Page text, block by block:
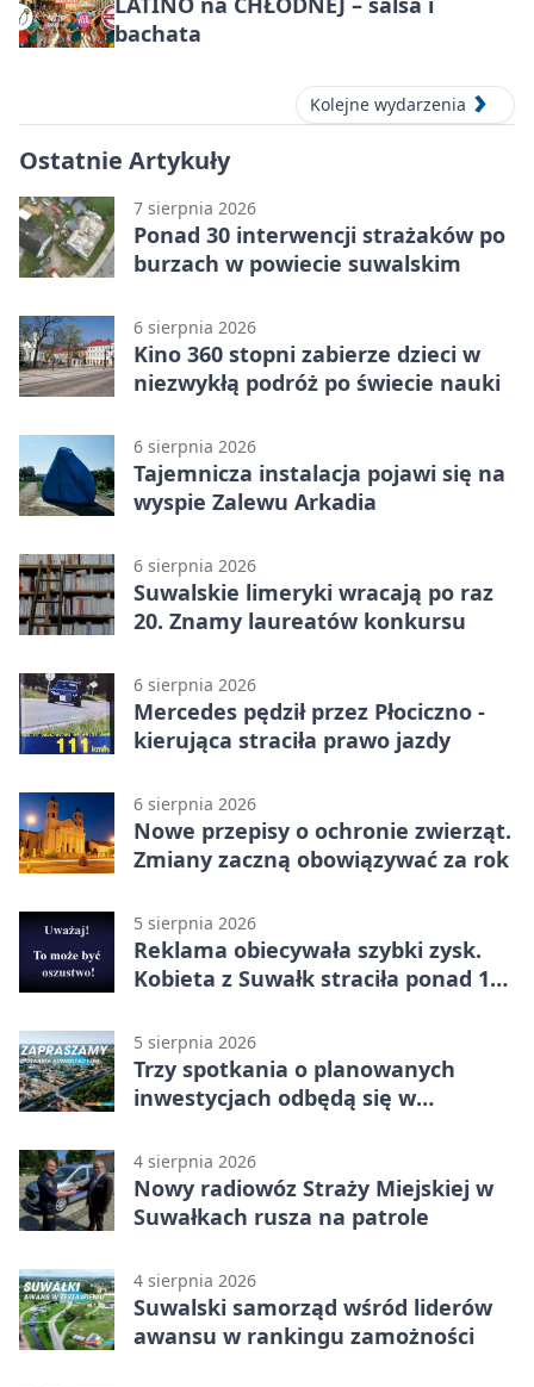
bachata
Kolejne wydarzenia
Ostatnie Artykuły
7 sierpnia 2026
Ponad 30 interwencji strażaków po
burzach w powiecie suwalskim
6 sierpnia 2026
Kino 360 stopni zabierze dzieci w
niezwykłą podróż po świecie nauki
6 sierpnia 2026
Tajemnicza instalacja pojawi się na
wyspie Zalewu Arkadia
6 sierpnia 2026
Suwalskie limeryki wracają po raz
20. Znamy laureatów konkursu
6 sierpnia 2026
Mercedes pędził przez Płociczno -
kierująca straciła prawo jazdy
6 sierpnia 2026
Nowe przepisy o ochronie zwierząt.
Zmiany zaczną obowiązywać za rok
5 sierpnia 2026
Reklama obiecywała szybki zysk.
Kobieta z Suwałk straciła ponad 190
5 sierpnia 2026
Trzy spotkania o planowanych
inwestycjach odbędą się w
4 sierpnia 2026
Nowy radiowóz Straży Miejskiej w
Suwałkach rusza na patrole
4 sierpnia 2026
Suwalski samorząd wśród liderów
awansu w rankingu zamożności